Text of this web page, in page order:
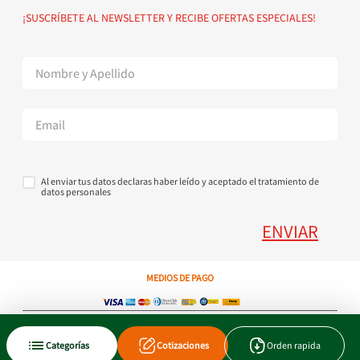
Categorías Cotizaciones Orden rapida
Suscribete al Newsletter
Superintendencia de Industria y Comercio
¡SUSCRÍBETE AL NEWSLETTER Y RECIBE OFERTAS ESPECIALES!
Al enviar tus datos declaras haber leído y aceptado el tratamiento de
datos personales
ENVIAR
MEDIOS DE PAGO
Copyright © 2023 JEN SA. Derechos Reservados. Util.com.co.